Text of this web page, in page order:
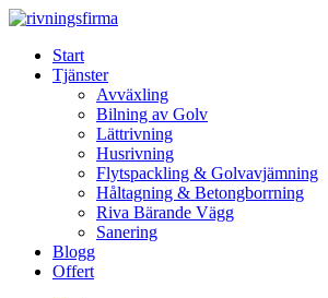
Skip
contentStart
Tjänster
Avväxling
Bilning av Golv
Lättrivning
Husrivning
Flytspackling & Golvavjämning
Håltagning & Betongborrning
Riva Bärande Vägg
Sanering
Blogg
Offert